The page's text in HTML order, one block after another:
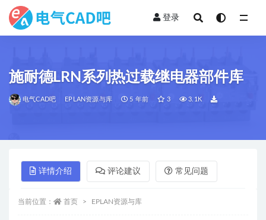
登录
施耐德LRN系列热过载继电器部件库
电气CAD吧 EPLAN资源与库 5 年前 3 3.1K
详情介绍 评论建议 常见问题
当前位置： 首页 EPLAN资源与库